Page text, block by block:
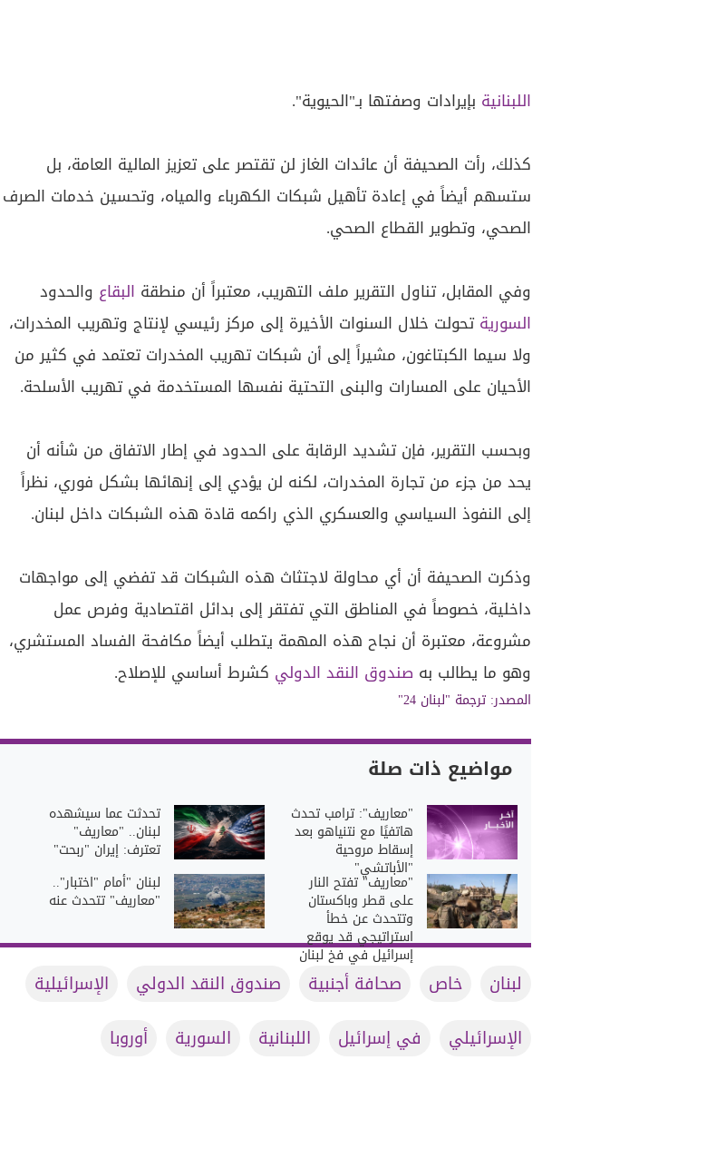
اللبنانية بإيرادات وصفتها بـ"الحيوية".
كذلك، رأت الصحيفة أن عائدات الغاز لن تقتصر على تعزيز المالية العامة، بل
ستسهم أيضاً في إعادة تأهيل شبكات الكهرباء والمياه، وتحسين خدمات الصرف
الصحي، وتطوير القطاع الصحي.
وفي المقابل، تناول التقرير ملف التهريب، معتبراً أن منطقة البقاع والحدود
السورية تحولت خلال السنوات الأخيرة إلى مركز رئيسي لإنتاج وتهريب المخدرات،
ولا سيما الكبتاغون، مشيراً إلى أن شبكات تهريب المخدرات تعتمد في كثير من
الأحيان على المسارات والبنى التحتية نفسها المستخدمة في تهريب الأسلحة.
وبحسب التقرير، فإن تشديد الرقابة على الحدود في إطار الاتفاق من شأنه أن
يحد من جزء من تجارة المخدرات، لكنه لن يؤدي إلى إنهائها بشكل فوري، نظراً
إلى النفوذ السياسي والعسكري الذي راكمه قادة هذه الشبكات داخل لبنان.
وذكرت الصحيفة أن أي محاولة لاجتثاث هذه الشبكات قد تفضي إلى مواجهات
داخلية، خصوصاً في المناطق التي تفتقر إلى بدائل اقتصادية وفرص عمل
مشروعة، معتبرة أن نجاح هذه المهمة يتطلب أيضاً مكافحة الفساد المستشري،
وهو ما يطالب به صندوق النقد الدولي كشرط أساسي للإصلاح.
المصدر: ترجمة "لبنان 24"
مواضيع ذات صلة
"معاريف": ترامب تحدث
هاتفيًا مع نتنياهو بعد
إسقاط مروحية
"الأباتشي"
تحدثت عما سيشهده
لبنان.. "معاريف"
تعترف: إيران "ربحت"
"معاريف" تفتح النار
على قطر وباكستان
وتتحدث عن خطأ
استراتيجي قد يوقع
إسرائيل في فخ لبنان
لبنان "أمام "اختبار"..
"معاريف" تتحدث عنه
لبنان خاص صحافة أجنبية صندوق النقد الدولي
الإسرائيلية
الإسرائيلي
في إسرائيل اللبنانية السورية أوروبا